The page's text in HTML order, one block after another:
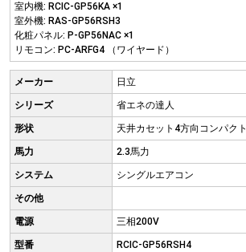
室内機: RCIC-GP56KA ×1
室外機: RAS-GP56RSH3
化粧パネル: P-GP56NAC ×1
リモコン: PC-ARFG4 （ワイヤード）
メーカー 日立
シリーズ 省エネの達人
形状 天井カセット4方向コンパクト
馬力 2.3馬力
システム シングルエアコン
その他
電源 三相200V
型番 RCIC-GP56RSH4